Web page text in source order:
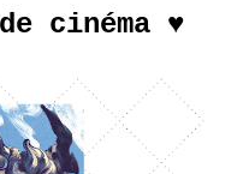
cinéma ♥